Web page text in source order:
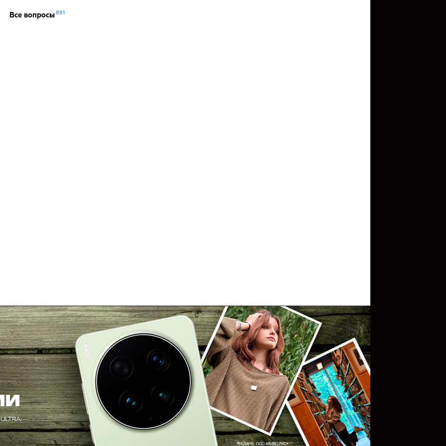
Все вопросы891